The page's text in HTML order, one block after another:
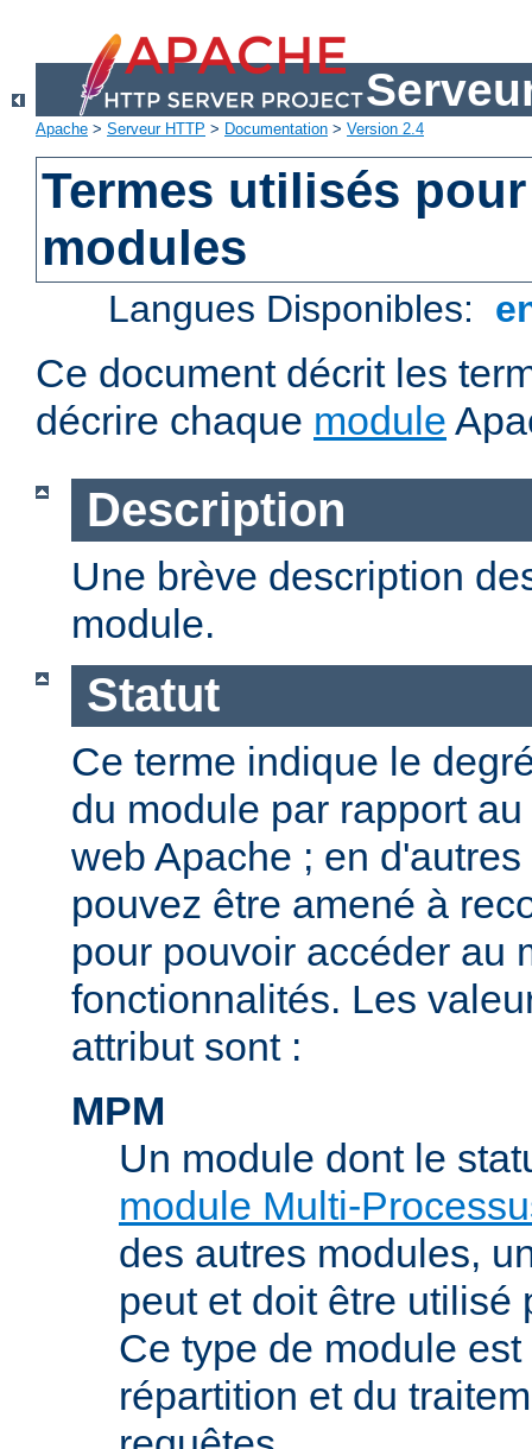
Apache > Serveur HTTP > Documentation > Version 2.4
Termes utilisés
modules
Langues Disponibles:
Ce document décrit les
décrire chaque module
Description
Une brève description
module.
Statut
Ce terme indique le
du module par rapport
web Apache ; en
pouvez être amené à
pour pouvoir accéder au
fonctionnalités. Les
attribut sont :
MPM
Un module dont le
module Multi-
des autres modules,
peut et doit être utilisé
Ce type de module
répartition et du